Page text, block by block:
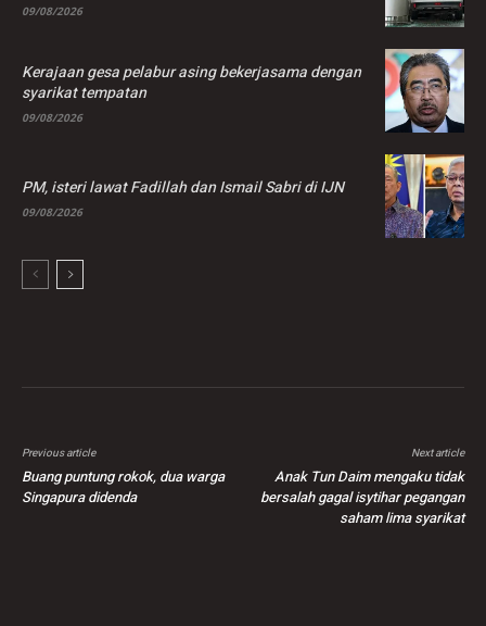
09/08/2026
Kerajaan gesa pelabur asing bekerjasama dengan
syarikat tempatan
09/08/2026
PM, isteri lawat Fadillah dan Ismail Sabri di IJN
09/08/2026
Previous article
Buang puntung rokok, dua warga
Singapura didenda
Next article
Anak Tun Daim mengaku tidak
bersalah gagal isytihar pegangan
saham lima syarikat